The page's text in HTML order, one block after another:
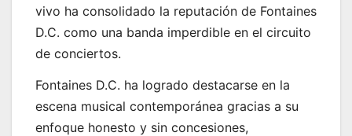
vivo ha consolidado la reputación de Fontaines
D.C. como una banda imperdible en el circuito
de conciertos.
Fontaines D.C. ha logrado destacarse en la
escena musical contemporánea gracias a su
enfoque honesto y sin concesiones,